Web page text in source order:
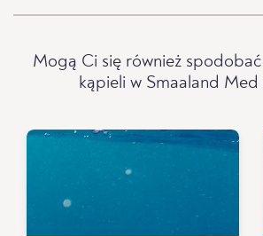
Mogą Ci się również
kąpieli w Smaaland Med